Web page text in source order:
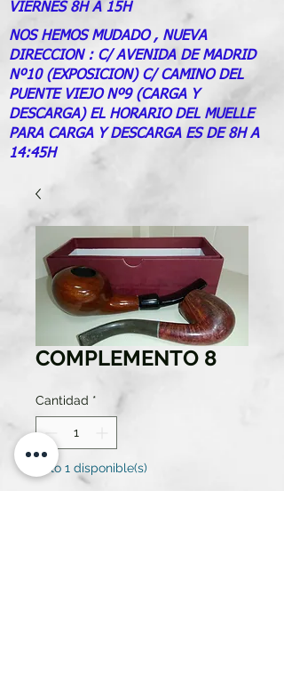
VIERNES 8H A 15H
NOS HEMOS MUDADO , NUEVA
DIRECCION : C/ AVENIDA DE MADRID
Nº10 (EXPOSICION) C/ CAMINO DEL
PUENTE VIEJO Nº9 (CARGA Y
DESCARGA) EL HORARIO DEL MUELLE
PARA CARGA Y DESCARGA ES DE 8H A
14:45H
COMPLEMENTO 8
Cantidad *
Solo 1 disponible(s)